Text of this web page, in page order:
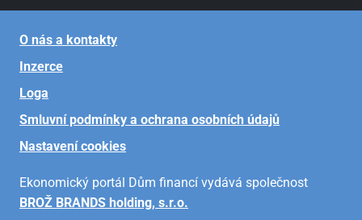
O nás a kontakty
Inzerce
Loga
Smluvní podmínky a ochrana osobních údajů
Nastavení cookies
Ekonomický portál Dům financí vydává společnost
BROŽ BRANDS holding, s.r.o.